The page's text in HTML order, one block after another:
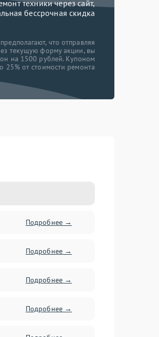
техники через сайт,
бессрочная скидка
что отправляя
текущую форму акции, вы
на 1500 рублей. Купоном
25% от стоимости ремонта
Подробнее →
Подробнее →
Подробнее →
Подробнее →